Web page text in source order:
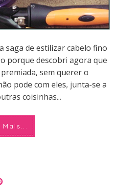
saga de estilizar cabelo fino
porque descobri agora que
sem querer o
pode com eles, junta-se a
coisinhas...